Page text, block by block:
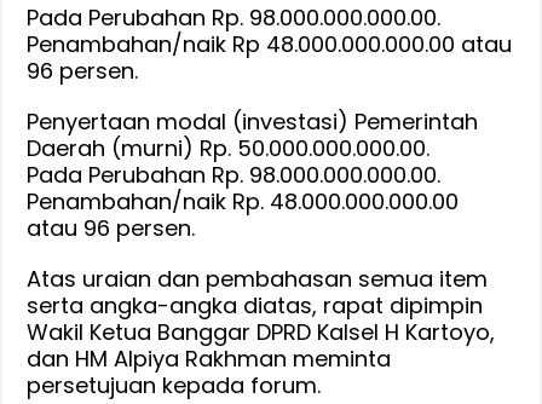
Pada Perubahan Rp. 98.000.000.000.00.
Penambahan/naik Rp 48.000.000.000.00 atau
96 persen.
Penyertaan modal (investasi) Pemerintah
Daerah (murni) Rp. 50.000.000.000.00.
Pada Perubahan Rp. 98.000.000.000.00.
Penambahan/naik Rp. 48.000.000.000.00
atau 96 persen.
Atas uraian dan pembahasan semua item
serta angka-angka diatas, rapat dipimpin
Wakil Ketua Banggar DPRD Kalsel H Kartoyo,
dan HM Alpiya Rakhman meminta
persetujuan kepada forum.